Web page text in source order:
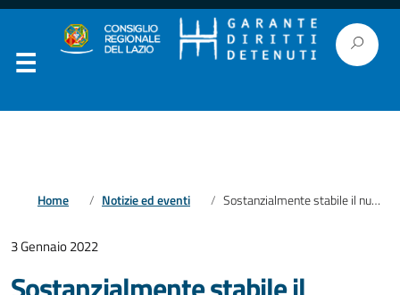
Home Notizie ed eventi Sostanzialmente stabile il numero di detenuti nel Lazio
3 Gennaio 2022